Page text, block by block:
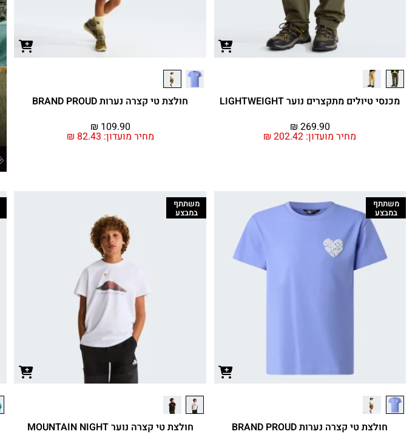
מכנסי טיולים מתקצרים נוער LIGHTWEIGHT
מחיר מועדון: ₪ 202.42
₪ 269.90
חולצת טי קצרה נערות BRAND PROUD
מחיר מועדון: ₪ 82.43
₪ 109.90
משתתף
במבצע
חולצת טי קצרה נערות BRAND PROUD
משתתף
במבצע
חולצת טי קצרה נוער MOUNTAIN NIGHT